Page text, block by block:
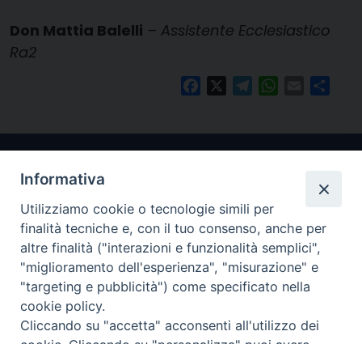
Don Mattia Balelli – Assistente Ecclesiastico
Ra2
FacebookTelegramWhatsApp
Email
Arcidiocesi di Ravenna-Cervia
CONTATTI
Piazza Arcivescovado, 1 48121- Ravenna
Informativa
Utilizziamo cookie o tecnologie simili per
finalità tecniche e, con il tuo consenso, anche per
altre finalità ("interazioni e funzionalità semplici",
"miglioramento dell'esperienza", "misurazione" e
"targeting e pubblicità") come specificato nella
cookie policy.
Cliccando su "accetta" acconsenti all'utilizzo dei